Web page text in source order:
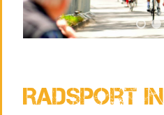
Radsport in